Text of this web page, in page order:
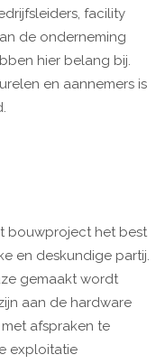
facility
de onderneming
hier belang bij.
en aannemers is
bouwproject het best
en deskundige partij.
gemaakt wordt
aan de hardware
afspraken te
exploitatie